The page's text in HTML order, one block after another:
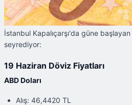
İstanbul Kapalıçarşı'da güne başlayan
seyrediyor:
19 Haziran Döviz Fiyatları
ABD Doları
Alış: 46,4420 TL